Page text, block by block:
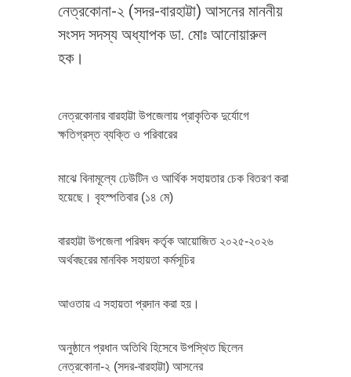
নেত্রকোনা-২ (সদর-বারহাট্টা) আসনের মাননীয়
সংসদ সদস্য অধ্যাপক ডা. মোঃ আনোয়ারুল
হক।
নেত্রকোনার বারহাট্টা উপজেলায় প্রাকৃতিক দুর্যোগে
ক্ষতিগ্রস্ত ব্যক্তি ও পরিবারের
মাঝে বিনামূল্যে ঢেউটিন ও আর্থিক সহায়তার চেক বিতরণ করা
হয়েছে। বৃহস্পতিবার (১৪ মে)
বারহাট্টা উপজেলা পরিষদ কর্তৃক আয়োজিত ২০২৫-২০২৬
অর্থবছরের মানবিক সহায়তা কর্মসূচির
আওতায় এ সহায়তা প্রদান করা হয়।
অনুষ্ঠানে প্রধান অতিথি হিসেবে উপস্থিত ছিলেন
নেত্রকোনা-২ (সদর-বারহাট্টা) আসনের